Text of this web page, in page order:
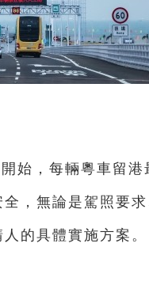
，每輛粵車留港
，無論是駕照要求
的具體實施方案。